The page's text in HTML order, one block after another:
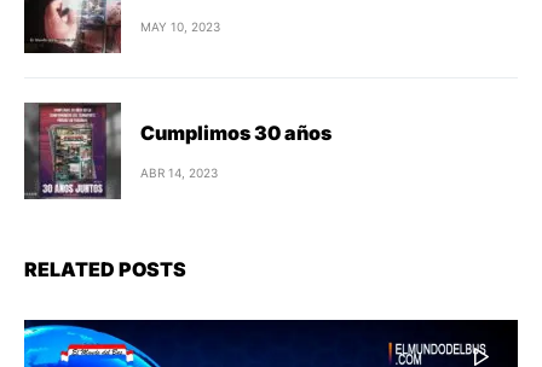
MAY 10, 2023
Cumplimos 30 años
ABR 14, 2023
RELATED POSTS